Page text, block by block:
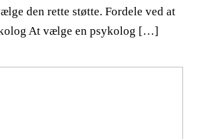
den rette støtte. Fordele ved at
At vælge en psykolog […]